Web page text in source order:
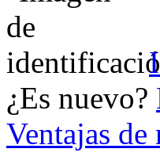
¿Es nuevo?
Ventajas de